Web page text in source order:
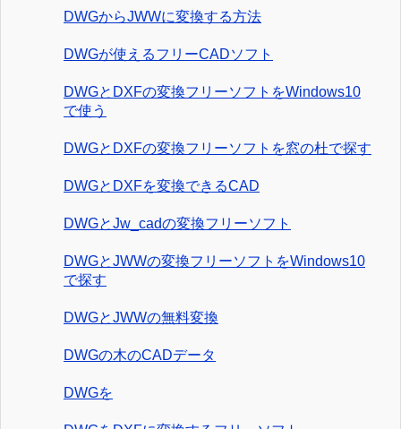
DWGからJWWに変換する方法
DWGが使えるフリーCADソフト
DWGとDXFの変換フリーソフトをWindows10
で使う
DWGとDXFの変換フリーソフトを窓の杜で探す
DWGとDXFを変換できるCAD
DWGとJw_cadの変換フリーソフト
DWGとJWWの変換フリーソフトをWindows10
で探す
DWGとJWWの無料変換
DWGの木のCADデータ
DWGを